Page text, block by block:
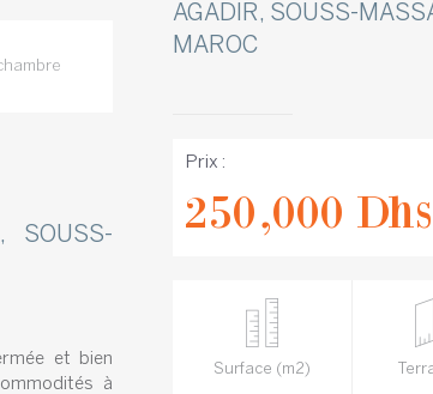
SOUSS-
et bien
à
AGADIR, SOUSS-
MAROC
Prix :
250,000 Dhs
Surface (m2)